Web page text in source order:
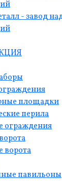
площадки
перила
ограждения
ворота
павильоны